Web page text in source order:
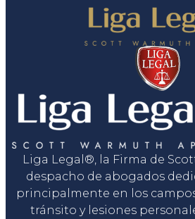
Liga Legal®, la Firma de
despacho de abogados
principalmente en los
tránsito y lesiones